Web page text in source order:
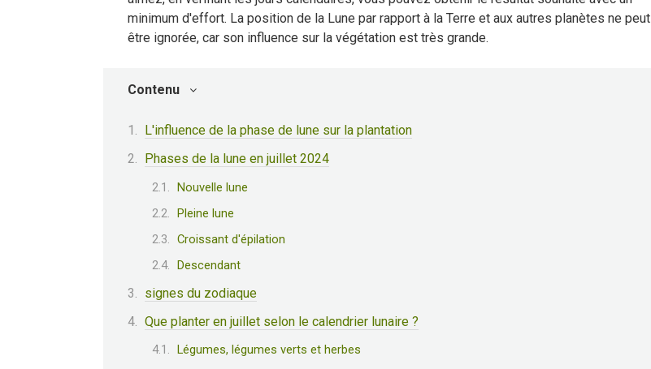
minimum d'effort. La position de la Lune par rapport à la Terre et aux autres planètes ne peut
être ignorée, car son influence sur la végétation est très grande.
Contenu
L'influence de la phase de lune sur la plantation
Phases de la lune en juillet 2024
Nouvelle lune
Pleine lune
Croissant d'épilation
Descendant
signes du zodiaque
Que planter en juillet selon le calendrier lunaire ?
Légumes, légumes verts et herbes